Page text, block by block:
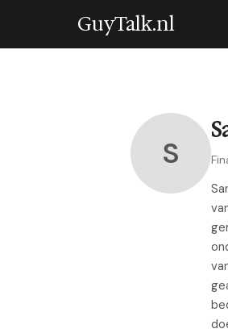
GuyTalk.nl
S